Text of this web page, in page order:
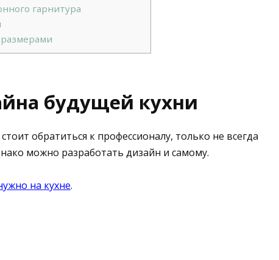
гарнитура
будущей кухни
обратиться к профессионалу, только не всегда
можно разработать дизайн и самому.
на кухне.